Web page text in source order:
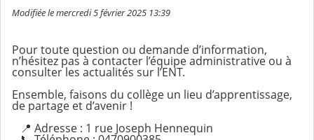
Modifiée le mercredi 5 février 2025 13:39
Pour toute question ou demande d’information,
n’hésitez pas à contacter l’équipe administrative ou à
consulter les actualités sur l’ENT.
Ensemble, faisons du collège un lieu d’apprentissage,
de partage et d’avenir !
📍 Adresse : 1 rue Joseph Hennequin